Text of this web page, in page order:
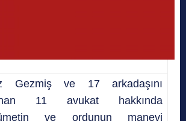
Gezmiş ve 17 arkadaşını
11 avukat hakkında
ve ordunun manevi